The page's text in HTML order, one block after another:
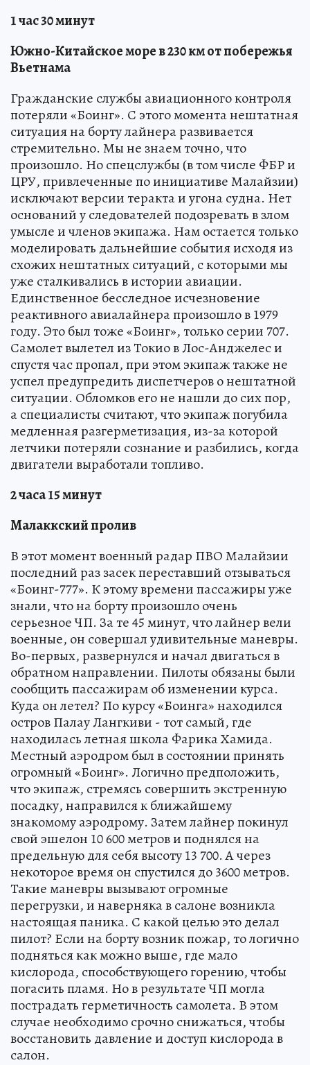
1 час 30 минут
Южно-Китайское море в 230 км от побережья
Вьетнама
Гражданские службы авиационного контроля
потеряли «Боинг». С этого момента нештатная
ситуация на борту лайнера развивается
стремительно. Мы не знаем точно, что
произошло. Но спецслужбы (в том числе ФБР и
ЦРУ, привлеченные по инициативе Малайзии)
исключают версии теракта и угона судна. Нет
оснований у следователей подозревать в злом
умысле и членов экипажа. Нам остается только
моделировать дальнейшие события исходя из
схожих нештатных ситуаций, с которыми мы
уже сталкивались в истории авиации.
Единственное бесследное исчезновение
реактивного авиалайнера произошло в 1979
году. Это был тоже «Боинг», только серии 707.
Самолет вылетел из Токио в Лос-Анджелес и
спустя час пропал, при этом экипаж также не
успел предупредить диспетчеров о нештатной
ситуации. Обломков его не нашли до сих пор,
а специалисты считают, что экипаж погубила
медленная разгерметизация, из-за которой
летчики потеряли сознание и разбились, когда
двигатели выработали топливо.
2 часа 15 минут
Малаккский пролив
В этот момент военный радар ПВО Малайзии
последний раз засек переставший отзываться
«Боинг-777». К этому времени пассажиры уже
знали, что на борту произошло очень
серьезное ЧП. За те 45 минут, что лайнер вели
военные, он совершал удивительные маневры.
Во-первых, развернулся и начал двигаться в
обратном направлении. Пилоты обязаны были
сообщить пассажирам об изменении курса.
Куда он летел? По курсу «Боинга» находился
остров Палау Лангкиви - тот самый, где
находилась летная школа Фарика Хамида.
Местный аэродром был в состоянии принять
огромный «Боинг». Логично предположить,
что экипаж, стремясь совершить экстренную
посадку, направился к ближайшему
знакомому аэродрому. Затем лайнер покинул
свой эшелон 10 600 метров и поднялся на
предельную для себя высоту 13 700. А через
некоторое время он спустился до 3600 метров.
Такие маневры вызывают огромные
перегрузки, и наверняка в салоне возникла
настоящая паника. С какой целью это делал
пилот? Если на борту возник пожар, то логично
подняться как можно выше, где мало
кислорода, способствующего горению, чтобы
погасить пламя. Но в результате ЧП могла
пострадать герметичность самолета. В этом
случае необходимо срочно снижаться, чтобы
восстановить давление и доступ кислорода в
салон.